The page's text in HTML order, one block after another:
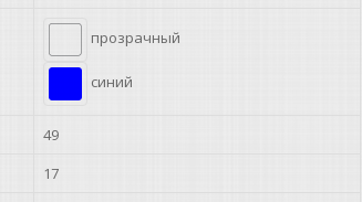
прозрачный
синий
49
17